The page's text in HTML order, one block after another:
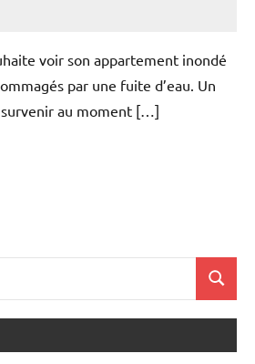
voir son appartement inondé
par une fuite d’eau. Un
au moment […]